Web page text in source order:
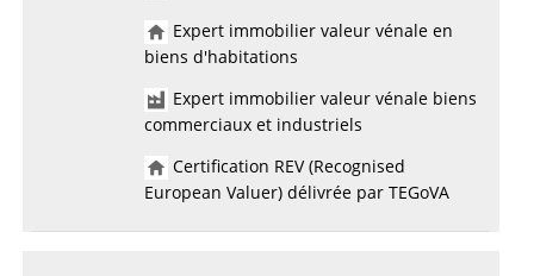
Expert immobilier valeur vénale en
biens d'habitations
Expert immobilier valeur vénale biens
commerciaux et industriels
Certification REV (Recognised
European Valuer) délivrée par TEGoVA